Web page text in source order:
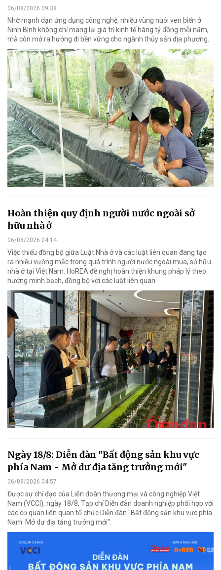
06/08/2026 09:38
Nhờ mạnh dạn ứng dụng công nghệ, nhiều vùng nuôi ven biển ở
Ninh Bình không chỉ mang lại giá trị kinh tế hàng tỷ đồng mỗi năm,
mà còn mở ra hướng đi bền vững cho ngành thủy sản địa phương.
Hoàn thiện quy định người nước ngoài sở
hữu nhà ở
06/08/2026 04:14
Việc thiếu đồng bộ giữa Luật Nhà ở và các luật liên quan đang tạo
ra nhiều vướng mắc trong quá trình người nước ngoài mua, sở hữu
nhà ở tại Việt Nam. HoREA đề nghị hoàn thiện khung pháp lý theo
hướng minh bạch, đồng bộ với các luật liên quan.
Ngày 18/8: Diễn đàn "Bất động sản khu vực
phía Nam - Mở dư địa tăng trưởng mới"
06/08/2026 04:57
Được sự chỉ đạo của Liên đoàn thương mại và công nghiệp Việt
Nam (VCCI), ngày 18/8, Tạp chí Diễn đàn doanh nghiệp phối hợp với
các cơ quan liên quan tổ chức Diễn đàn "Bất động sản khu vực phía
Nam: Mở dư địa tăng trưởng mới".